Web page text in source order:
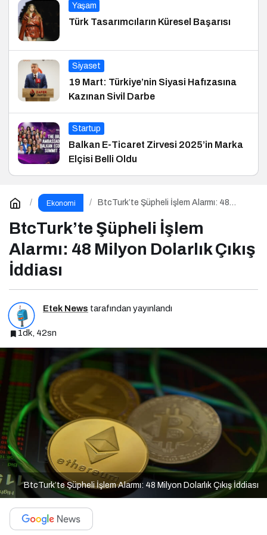
Yaşam
Türk Tasarımcıların Küresel Başarısı
Siyaset
19 Mart: Türkiye’nin Siyasi Hafızasına
Kazınan Sivil Darbe
Startup
Balkan E-Ticaret Zirvesi 2025’in Marka
Elçisi Belli Oldu
Ekonomi
BtcTurk’te Şüpheli İşlem Alarmı: 48
BtcTurk’te Şüpheli İşlem
Alarmı: 48 Milyon Dolarlık Çıkış
İddiası
Etek News tarafından yayınlandı
1dk, 42sn
BtcTurk’te Şüpheli İşlem Alarmı: 48 Milyon Dolarlık Çıkış İddiası